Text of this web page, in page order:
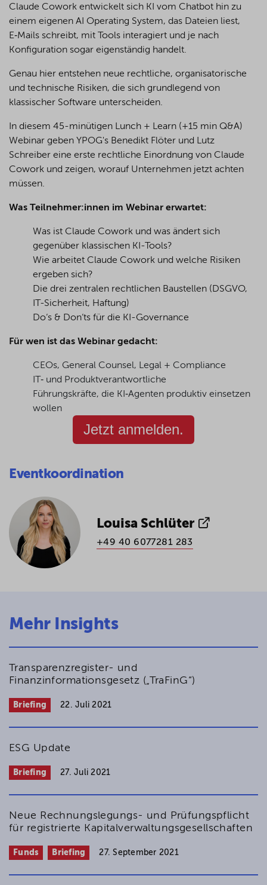
By clicking on "Settings", you can individualize your
choice of optional cookies. You can revoke or change
your consent or selection at any time by clicking on the
button at the bottom of our website.
For more details, see the cookie settings and our
privacy policy
Claude Cowork entwickelt sich KI vom Chatbot hin zu
einem eigenen AI Operating System, das Dateien liest,
E‑Mails schreibt, mit Tools interagiert und je nach
Konfiguration sogar eigenständig handelt.
Genau hier entstehen neue rechtliche, organisatorische
und technische Risiken, die sich grundlegend von
klassischer Software unterscheiden.
In diesem 45-minütigen Lunch + Learn (+15 min Q&A)
Webinar geben YPOG's Benedikt Flöter und Lutz
Schreiber eine erste rechtliche Einordnung von Claude
Cowork und zeigen, worauf Unternehmen jetzt achten
müssen.
Was Teilnehmer:innen im Webinar erwartet:
Was ist Claude Cowork und was ändert sich
gegenüber klassischen KI-Tools?
Wie arbeitet Claude Cowork und welche Risiken
ergeben sich?
Die drei zentralen rechtlichen Baustellen (DSGVO,
IT-Sicherheit, Haftung)
Do‘s & Don‘ts für die KI-Governance
Für wen ist das Webinar gedacht:
CEOs, General Counsel, Legal + Compliance
IT‑ und Produktverantwortliche
Führungskräfte, die KI‑Agenten produktiv einsetzen
wollen
Jetzt anmelden.
Eventkoordination
Louisa Schlüter
+49 40 6077281 283
Mehr Insights
Transparenzregister- und
Finanzinformationsgesetz („TraFinG“)
Briefing 22. Juli 2021
ESG Update
Briefing 27. Juli 2021
Neue Rechnungs­legungs- und Prüfungspflicht
für registrierte Kapitalverwaltungs­gesell­schaften
Funds Briefing 27. September 2021